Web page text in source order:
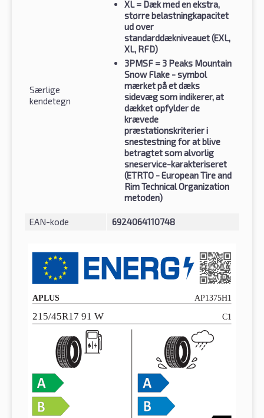
Særlige
kendetegn
XL= Dæk med en ekstra,
større belastningkapacitet
ud over
standarddækniveauet (EXL,
XL, RFD)
3PMSF = 3 Peaks Mountain
Snow Flake - symbol
mærket på et dæks
sidevæg som indikerer, at
dækket opfylder de
krævede
præstationskriterier i
snestestning for at blive
betragtet som alvorlig
sneservice-karakteriseret
(ETRTO - European Tire and
Rim Technical Organization
metoden)
EAN-kode 6924064110748